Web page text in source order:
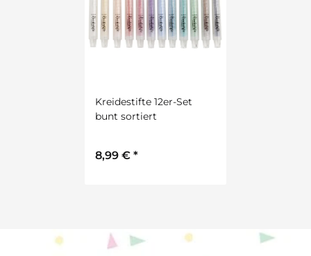
Kreidestifte 12er-Set
bunt sortiert
8,99 € *